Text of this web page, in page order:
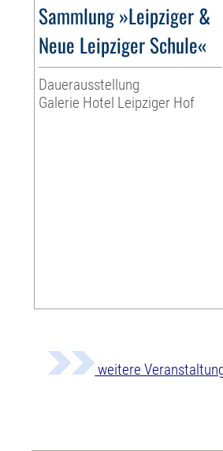
Sammlung »Leipziger &
Neue Leipziger Schule«
Dauerausstellung
Galerie Hotel Leipziger Hof
weitere